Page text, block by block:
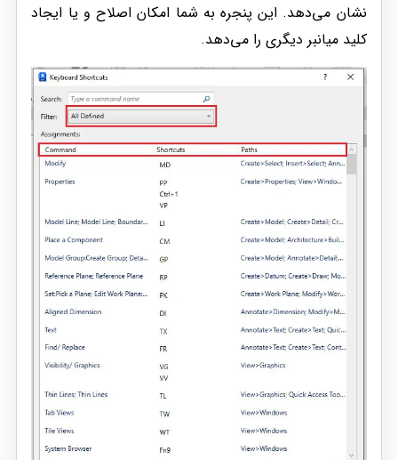
نشان می‌دهد. این پنجره به شما امکان اصلاح و یا ایجاد
کلید میانبر دیگری را می‌دهد.